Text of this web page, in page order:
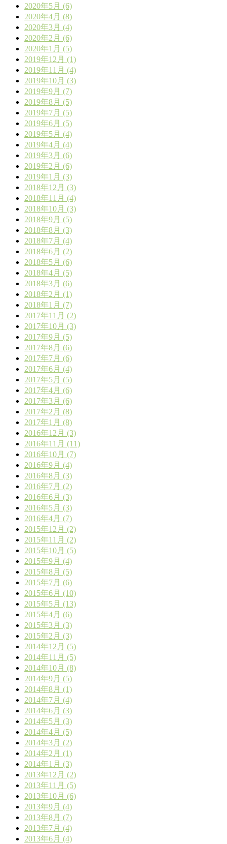
2020年5月 (6)
2020年4月 (8)
2020年3月 (4)
2020年2月 (6)
2020年1月 (5)
2019年12月 (1)
2019年11月 (4)
2019年10月 (3)
2019年9月 (7)
2019年8月 (5)
2019年7月 (5)
2019年6月 (5)
2019年5月 (4)
2019年4月 (4)
2019年3月 (6)
2019年2月 (6)
2019年1月 (3)
2018年12月 (3)
2018年11月 (4)
2018年10月 (3)
2018年9月 (5)
2018年8月 (3)
2018年7月 (4)
2018年6月 (2)
2018年5月 (6)
2018年4月 (5)
2018年3月 (6)
2018年2月 (1)
2018年1月 (7)
2017年11月 (2)
2017年10月 (3)
2017年9月 (5)
2017年8月 (6)
2017年7月 (6)
2017年6月 (4)
2017年5月 (5)
2017年4月 (6)
2017年3月 (6)
2017年2月 (8)
2017年1月 (8)
2016年12月 (3)
2016年11月 (11)
2016年10月 (7)
2016年9月 (4)
2016年8月 (3)
2016年7月 (2)
2016年6月 (3)
2016年5月 (3)
2016年4月 (7)
2015年12月 (2)
2015年11月 (2)
2015年10月 (5)
2015年9月 (4)
2015年8月 (5)
2015年7月 (6)
2015年6月 (10)
2015年5月 (13)
2015年4月 (6)
2015年3月 (3)
2015年2月 (3)
2014年12月 (5)
2014年11月 (5)
2014年10月 (8)
2014年9月 (5)
2014年8月 (1)
2014年7月 (4)
2014年6月 (3)
2014年5月 (3)
2014年4月 (5)
2014年3月 (2)
2014年2月 (1)
2014年1月 (3)
2013年12月 (2)
2013年11月 (5)
2013年10月 (6)
2013年9月 (4)
2013年8月 (7)
2013年7月 (4)
2013年6月 (4)